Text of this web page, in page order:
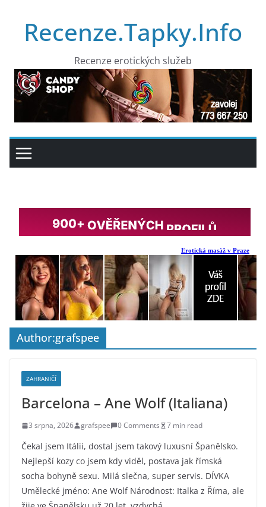
obsahRecenze.Tapky.Info
Recenze erotických služeb
Author:grafspee
ZAHRANIČÍ
Barcelona – Ane Wolf (Italiana)
3 srpna, 2026 grafspee 0 Comments 7 min read
Čekal jsem Itálii, dostal jsem takový luxusní Španělsko.
Nejlepší kozy co jsem kdy viděl, postava jak římská
socha bohyně sexu. Milá slečna, super servis. DÍVKA
Umělecké jméno: Ane Wolf Národnost: Italka z Říma, ale